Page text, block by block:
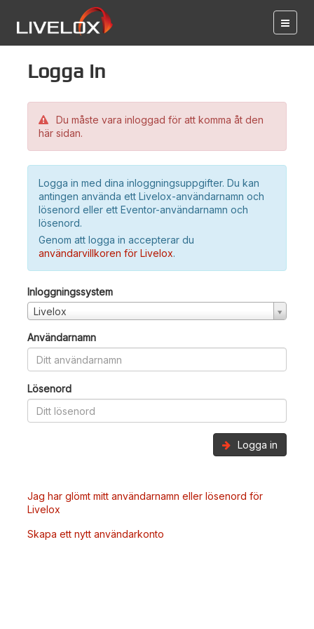
Logga in
Du måste vara inloggad för att komma åt den
här sidan.
Logga in med dina inloggningsuppgifter. Du kan
antingen använda ett Livelox-användarnamn och
lösenord eller ett Eventor-användarnamn och
lösenord.
Genom att logga in accepterar du
användarvillkoren för Livelox.
Inloggningssystem
Livelox
Användarnamn
Lösenord
Logga in
Jag har glömt mitt användarnamn eller lösenord för
Livelox
Skapa ett nytt användarkonto